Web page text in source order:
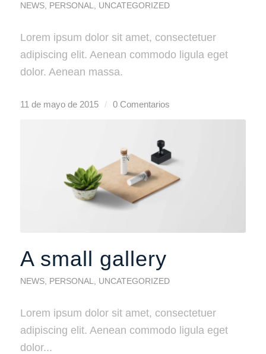
NEWS, PERSONAL, UNCATEGORIZED
Lorem ipsum dolor sit amet, consectetuer
adipiscing elit. Aenean commodo ligula eget
dolor. Aenean massa.
11 de mayo de 2015 / 0 Comentarios
A small gallery
NEWS, PERSONAL UNCATEGORIZED
Lorem ipsum dolor sit amet, consectetuer
adipiscing elit. Aenean commodo ligula eget
dolor...